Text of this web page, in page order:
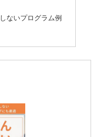
ないプログラム例